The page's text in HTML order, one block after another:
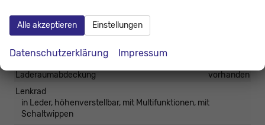
Fensterheber
Klimatisierung
2-Zonen-Klimaautomatik
Laderaumabdeckung
vorhanden
Lenkrad
in Leder, höhenverstellbar, mit Multifunktionen, mit
Schaltwippen
Alle akzeptieren Einstellungen
Datenschutzerklärung Impressum